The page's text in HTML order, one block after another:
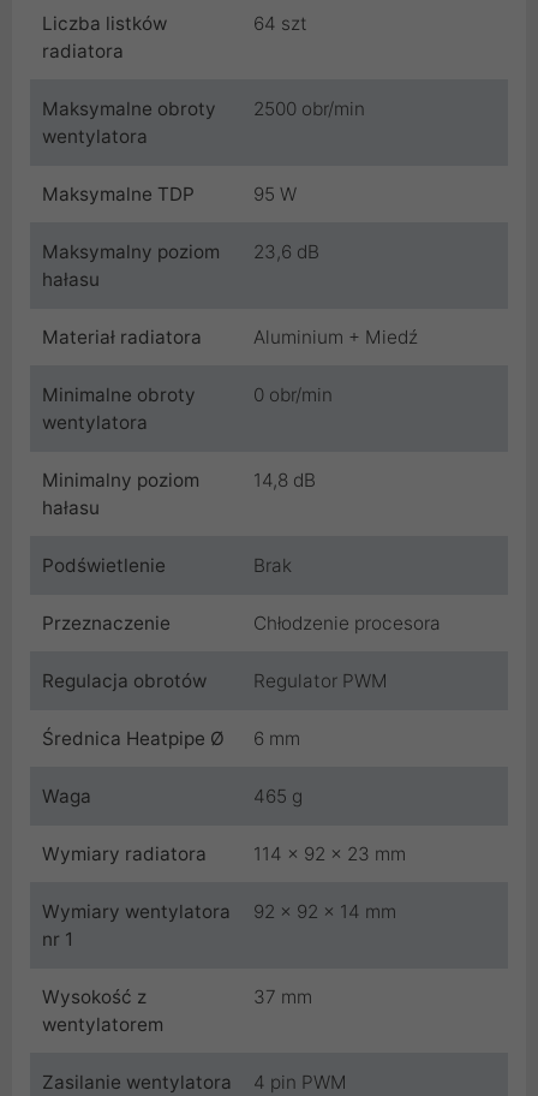
Liczba listków
radiatora
64 szt
Maksymalne obroty
wentylatora
2500 obr/min
Maksymalne TDP 95 W
Maksymalny poziom
hałasu
23,6 dB
Materiał radiatora Aluminium + Miedź
Minimalne obroty
wentylatora
0 obr/min
Minimalny poziom
hałasu
14,8 dB
Podświetlenie Brak
Przeznaczenie Chłodzenie procesora
Regulacja obrotów Regulator PWM
Średnica Heatpipe Ø 6 mm
Waga 465 g
Wymiary radiatora 114 x 92 x 23 mm
Wymiary wentylatora
nr 1
92 x 92 x 14 mm
Wysokość z
wentylatorem
37 mm
Zasilanie wentylatora 4 pin PWM